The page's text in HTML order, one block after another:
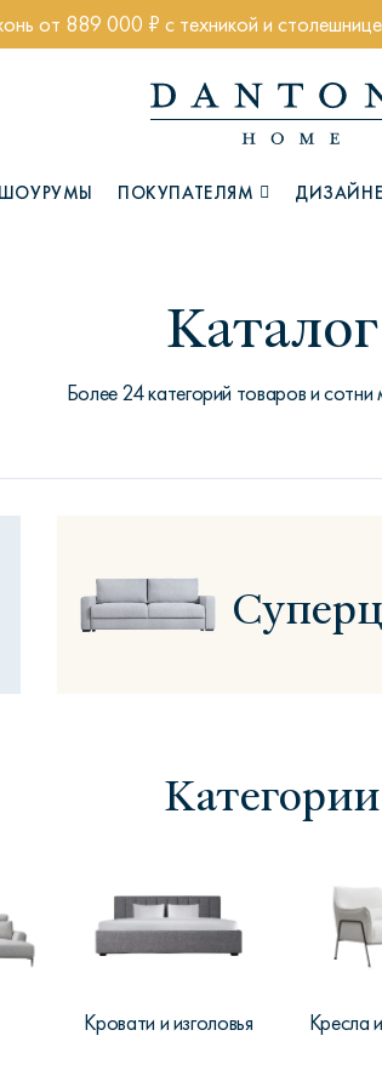
от 889 000 ₽ с техникой и
ШОУРУМЫ ПОКУПАТЕЛЯМ
Коллекции
Брутал
Каталог
Более 24 категорий товаров и сотни
Категории
Кровати и изголовья Кресла